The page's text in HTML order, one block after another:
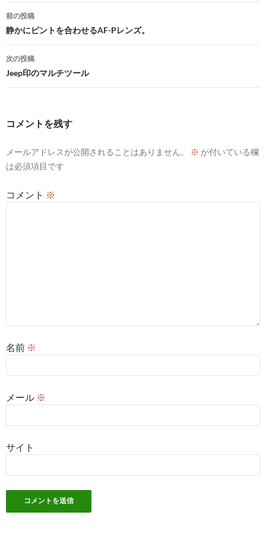
投
稿
ナ
ビ
ゲ
ョ
前の投稿
静かにピントを合わせるAF-Pレンズ。
次の投稿
Jeep印のマルチツール
コメントを残す
メールアドレスが公開されることはありません。 ※ が付いている欄
は必須項目です
コメント ※
名前 ※
メール ※
サイト